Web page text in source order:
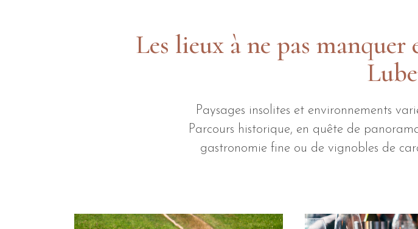
Les lieux à ne pas
Paysages insolites et environnements
Parcours historique, en quête de
gastronomie fine ou de vignobles de